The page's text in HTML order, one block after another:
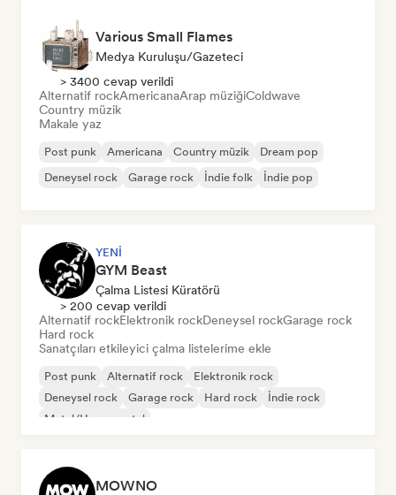
Various Small Flames
Medya Kuruluşu/Gazeteci
> 3400 cevap verildi
Alternatif rockAmericanaArap müziğiColdwave
Country müzik
Makale yaz
Post punk Americana Country müzik
Dream pop
Deneysel rock
Garage rock İndie folk İndie pop
YENI
GYM Beast
Çalma Listesi Küratörü
> 200 cevap verildi
Alternatif rockElektronik rockDeneysel rockGarage rock
Hard rock
Sanatçıları etkileyici çalma listelerime ekle
Post punk Alternatif rock
Elektronik rock
Deneysel rock
Garage rock Hard rock
İndie rock
Metal/Heavy metal
MOWNO